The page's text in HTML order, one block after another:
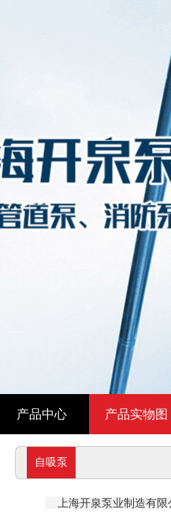
产品中心 产品实物图
自吸泵
上海开泉泵业制造有限